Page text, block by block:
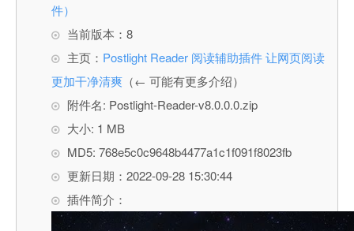
件）
当前版本：8
主页： Postlight Reader 阅读辅助插件 让网页阅读
更加干净清爽 （← 可能有更多介绍）
附件名: Postlight-Reader-v8.0.0.0.zip
大小: 1 MB
MD5: 768e5c0c9648b4477a1c1f091f8023fb
更新日期：2022-09-28 15:30:44
插件简介：